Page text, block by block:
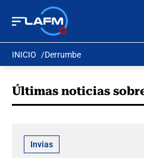
INICIO Derrumbe
Últimas noticias
Invias